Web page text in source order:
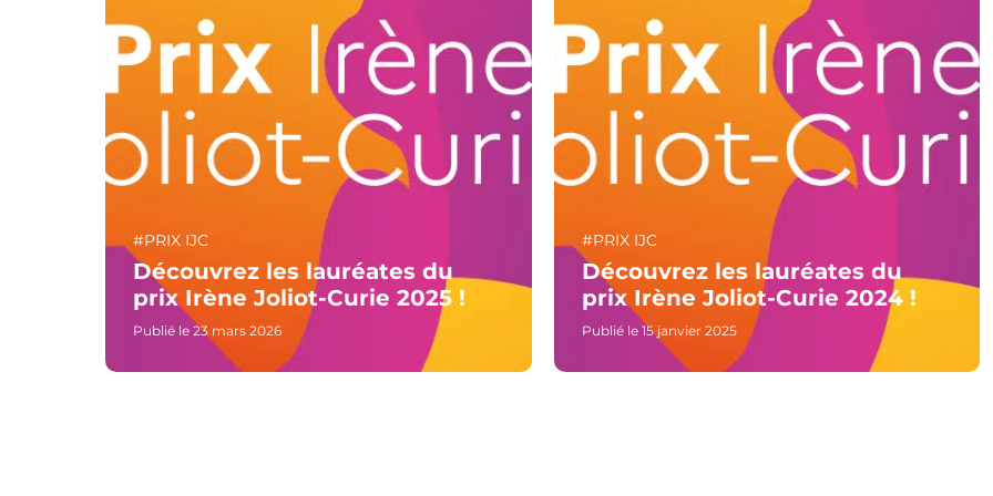
#PRIX IJC
Découvrez les lauréates du
prix Irène Joliot-Curie 2025 !
Publié le 23 mars 2026
#PRIX IJC
Découvrez les lauréates du
prix Irène Joliot-Curie 2024 !
Publié le 15 janvier 2025